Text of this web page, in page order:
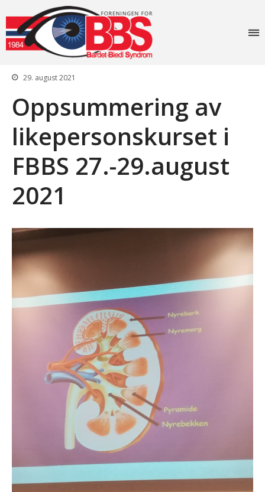
Forside
Aktiviteter
Info
Lovverk og søknader
mye mer
Om oss
Foreningen
Bli medlem
Kontakt
Facebook
29. august 2021
Oppsummering av
likepersonskurset i
FBBS 27.-29.august
2021